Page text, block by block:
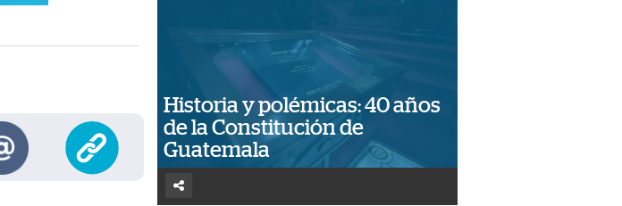
Historia y polémicas: 40 años
de la Constitución de
Guatemala